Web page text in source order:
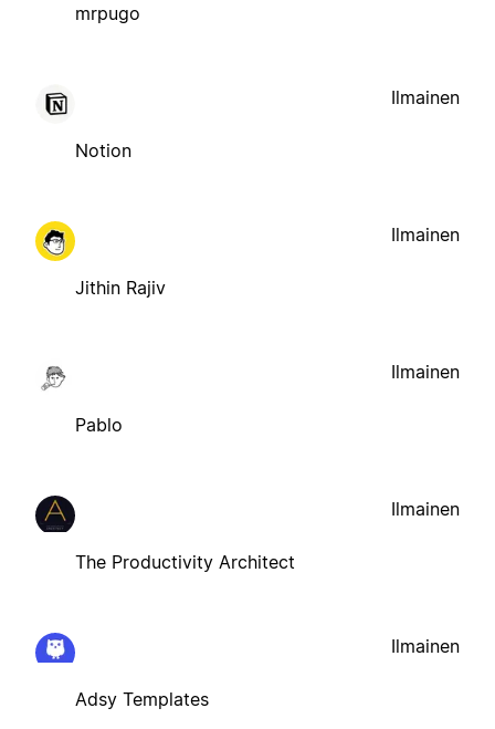
mrpugo
Notion
Ilmainen
Jithin Rajiv
Ilmainen
Pablo
Ilmainen
The Productivity Architect
Ilmainen
Adsy Templates
Ilmainen